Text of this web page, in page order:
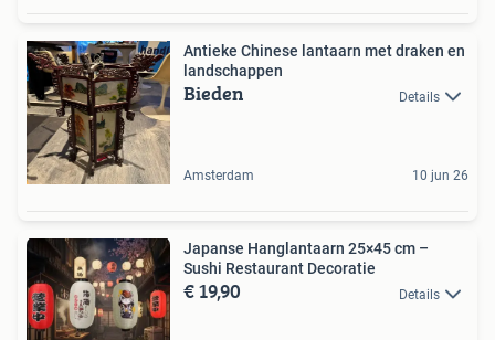
Antieke Chinese lantaarn met draken en
landschappen
Bieden Details
Amsterdam 10 jun 26
Japanse Hanglantaarn 25×45 cm –
Sushi Restaurant Decoratie
€ 19,90 Details